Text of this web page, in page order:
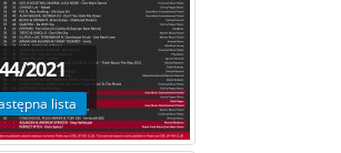
44/2021
lista